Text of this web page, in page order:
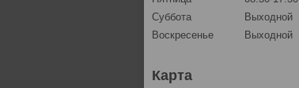
Суббота
Выходной
Воскресенье
Выходной
Карта